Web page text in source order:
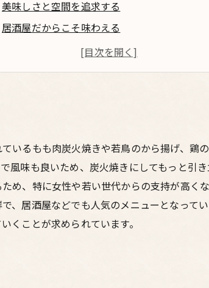
美味しさと空間を追求する
居酒屋だからこそ味わえる
新鮮な素材にこだわる
楽しい時間を演出する
いるもも肉炭火焼きや若鳥のから揚げ、鶏
風味も良いため、炭火焼きにしてもっと引
め、特に女性や若い世代からの支持が高く
、居酒屋などでも人気のメニューとなって
くことが求められています。